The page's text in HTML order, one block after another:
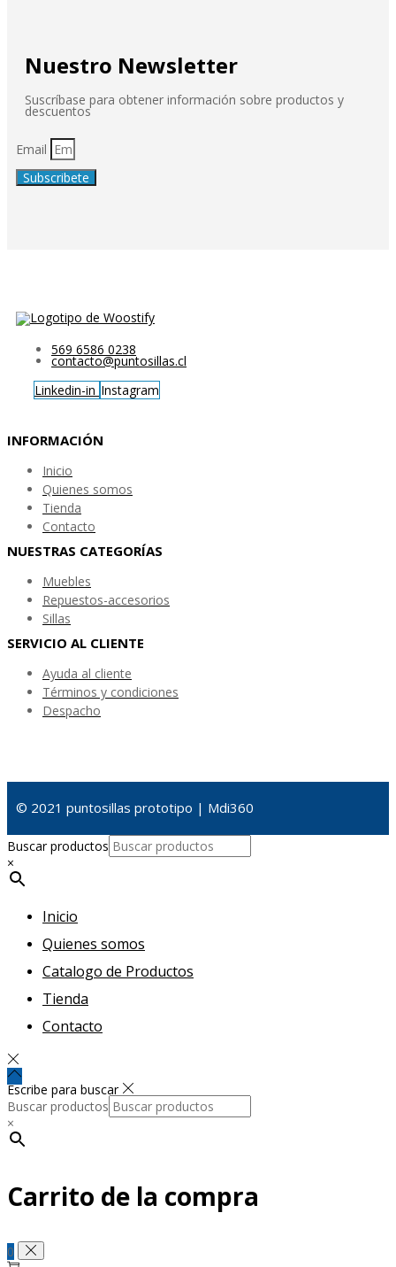
Nuestro Newsletter
Suscríbase para obtener información sobre productos y
descuentos
Email
Subscribete
569 6586 0238
contacto@puntosillas.cl
Linkedin-in Instagram
INFORMACIÓN
Inicio
Quienes somos
Tienda
Contacto
NUESTRAS CATEGORÍAS
Muebles
Repuestos-accesorios
Sillas
SERVICIO AL CLIENTE
Ayuda al cliente
Términos y condiciones
Despacho
© 2021 puntosillas prototipo | Mdi360
Buscar productos
×
Inicio
Quienes somos
Catalogo de Productos
Tienda
Contacto
Escribe para buscar
Buscar productos
×
Carrito de la compra
0